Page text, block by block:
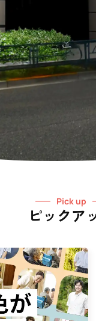
る介護を目指して
を運営する
ズに幅広く対応し
た」に集い、育っ
ています。
て過ごせる環境を
て行っている学童
Pick up
ピックア